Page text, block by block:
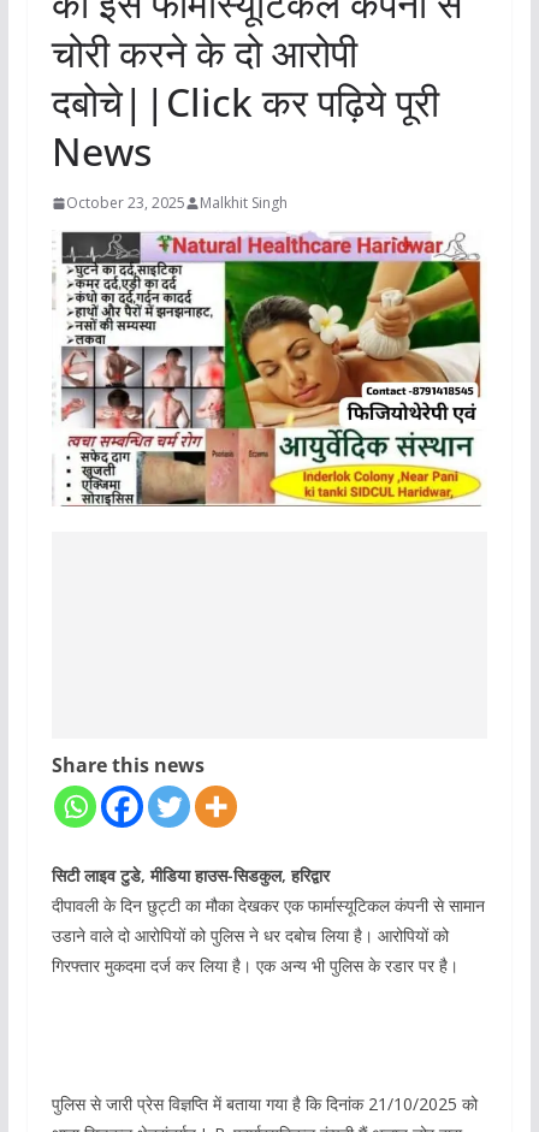
चोरी करने के दो आरोपी
दबोचे||Click कर पढ़िये पूरी
News
October 23, 2025 Malkhit Singh
Share this news
सिटी लाइव टुडे, मीडिया हाउस-सिडकुल, हरिद्वार
दीपावली के दिन छुट्टी का मौका देखकर एक फार्मास्यूटिकल कंपनी से सामान
उडाने वाले दो आरोपियों को पुलिस ने धर दबोच लिया है। आरोपियों को
गिरफ्तार मुकदमा दर्ज कर लिया है। एक अन्य भी पुलिस के रडार पर है।
पुलिस से जारी प्रेस विज्ञप्ति में बताया गया है कि दिनांक 21/10/2025 को